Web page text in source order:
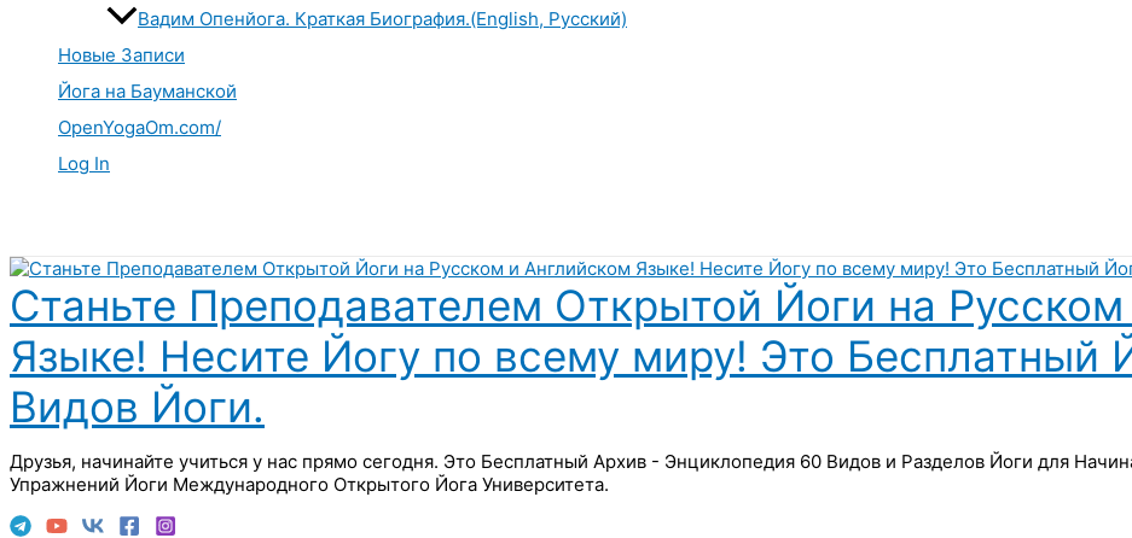
Вадим Опенйога. Краткая Биография.(English, Русский)
Новые Записи
Йога на Бауманской
OpenYogaOm.com/
Log In
Станьте Преподавателем Открытой Йоги на
Языке! Несите Йогу по всему миру! Это Бесплатный
Видов Йоги.
Друзья, начинайте учиться у нас прямо сегодня. Это Бесплатный Архив - Энциклопедия 60 Видов и Разделов Йоги для
Упражнений Йоги Международного Открытого Йога Университета.